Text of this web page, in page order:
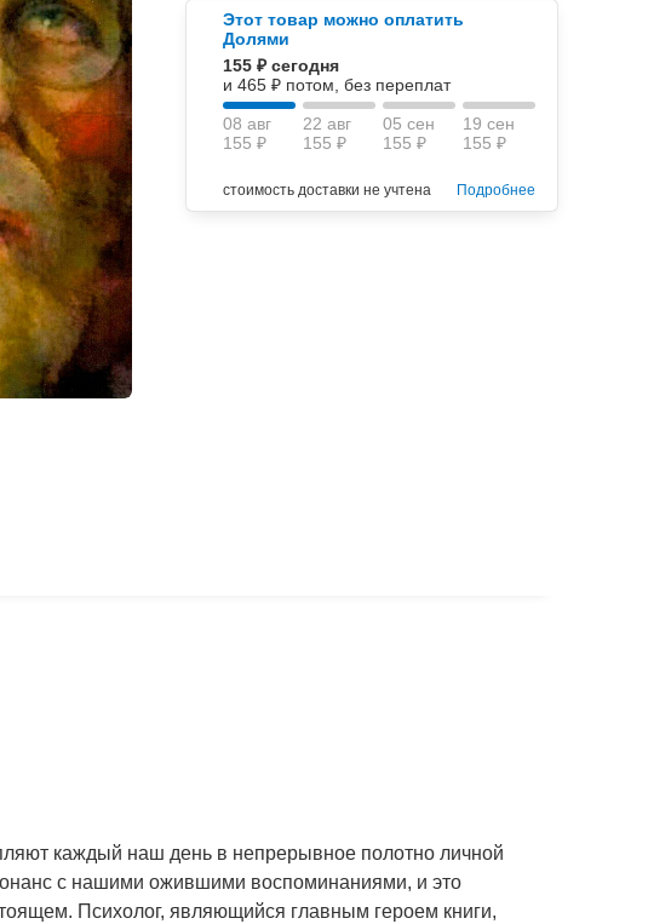
Этот товар можно оплатить
Долями
155 ₽ сегодня
и 465 ₽ потом, без переплат
08 авг
155 ₽
22 авг
155 ₽
05 сен
155 ₽
19 сен
155 ₽
стоимость доставки не учтена Подробнее
каждый наш день в непрерывное полотно личной
с нашими ожившими воспоминаниями, и это
Психолог, являющийся главным героем книги,